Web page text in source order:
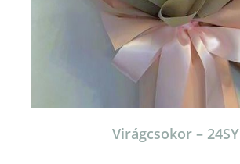
Virágcsokor – 24SY